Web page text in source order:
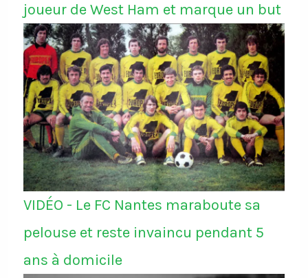
joueur de West Ham et marque un but
VIDÉO - Le FC Nantes maraboute sa
pelouse et reste invaincu pendant 5
ans à domicile